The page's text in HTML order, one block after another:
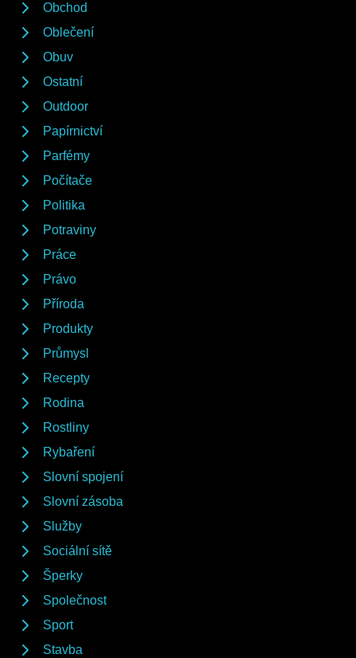
Obchod
Oblečení
Obuv
Ostatní
Outdoor
Papírnictví
Parfémy
Počítače
Politika
Potraviny
Práce
Právo
Příroda
Produkty
Průmysl
Recepty
Rodina
Rostliny
Rybaření
Slovní spojení
Slovní zásoba
Služby
Sociální sítě
Šperky
Společnost
Sport
Stavba